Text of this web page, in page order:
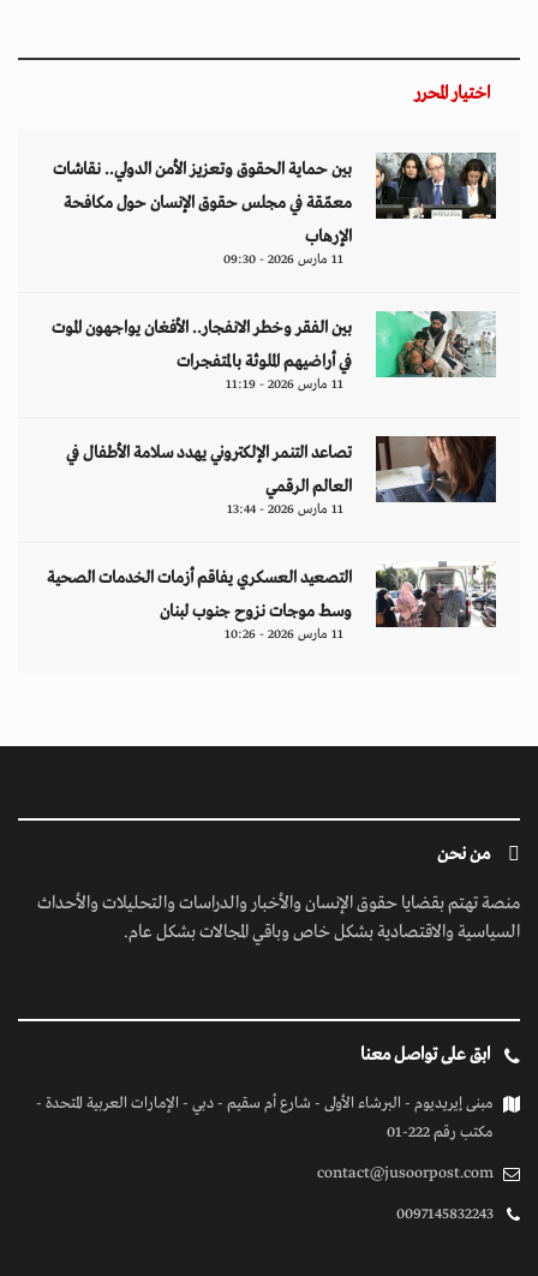
اختيار المحرر
بين حماية الحقوق وتعزيز الأمن الدولي.. نقاشات
معمّقة في مجلس حقوق الإنسان حول مكافحة
الإرهاب
11 مارس 2026 - 09:30
بين الفقر وخطر الانفجار.. الأفغان يواجهون الموت
في أراضيهم الملوثة بالمتفجرات
11 مارس 2026 - 11:19
تصاعد التنمر الإلكتروني يهدد سلامة الأطفال في
العالم الرقمي
11 مارس 2026 - 13:44
التصعيد العسكري يفاقم أزمات الخدمات الصحية
وسط موجات نزوح جنوب لبنان
11 مارس 2026 - 10:26
من نحن
منصة تهتم بقضايا حقوق الإنسان والأخبار والدراسات والتحليلات والأحداث
السياسية والاقتصادية بشكل خاص وباقي المجالات بشكل عام.
ابق على تواصل معنا
مبنى إيريديوم - البرشاء الأولى - شارع أم سقيم - دبي - الإمارات العربية المتحدة -
مكتب رقم 222-01
contact@jusoorpost.com
0097145832243